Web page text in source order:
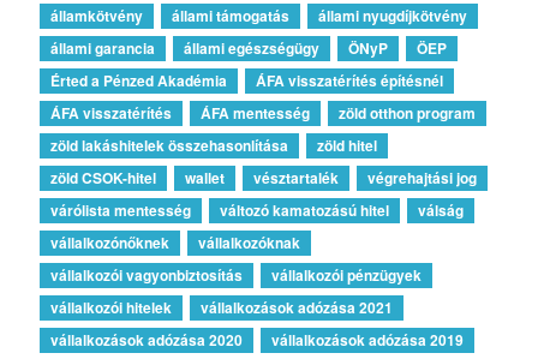
államkötvény
állami támogatás
állami nyugdíjkötvény
állami garancia
állami egészségügy ÖNyP
ÖEP
Érted a Pénzed Akadémia
ÁFA visszatérítés építésnél
ÁFA visszatérítés
ÁFA mentesség
zöld otthon program
zöld lakáshitelek összehasonlítása
zöld hitel
zöld CSOK-hitel
wallet vésztartalék
végrehajtási jog
várólista mentesség
változó kamatozású hitel
válság
vállalkozónőknek
vállalkozóknak
vállalkozói vagyonbiztosítás
vállalkozói pénzügyek
vállalkozói hitelek
vállalkozások adózása 2021
vállalkozások adózása 2020
vállalkozások adózása 2019